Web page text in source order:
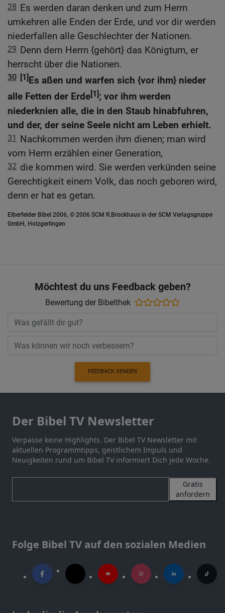
28 Es werden daran denken und zum Herrn
umkehren alle Enden der Erde, und vor dir werden
niederfallen alle Geschlechter der Nationen.
29 Denn dem Herrn {gehört} das Königtum, er
herrscht über die Nationen.
30 [1]Es aßen und warfen sich {vor ihm} nieder
alle Fetten der Erde[1]; vor ihm werden
niederknien alle, die in den Staub hinabfuhren,
und der, der seine Seele nicht am Leben erhielt.
31 Nachkommen werden ihm dienen; man wird
vom Herrn erzählen einer Generation,
32 die kommen wird. Sie werden verkünden seine
Gerechtigkeit einem Volk, das noch geboren wird,
denn er hat es getan.
Elberfelder Bibel 2006, © 2006 SCM R.Brockhaus in der SCM Verlagsgruppe
GmbH, Holzgerlingen
Möchtest du uns Feedback geben?
Bewertung der Bibelthek
FEEDBACK SENDEN
Der Bibel TV Newsletter
Verpasse keine Highlights. Der Bibel TV Newsletter mit
aktuellen Programmtipps, geistlichem Impuls und
Neuigkeiten rund um Bibel TV informiert Dich jede Woche.
Gratis
anfordern
Folge Bibel TV auf den sozialen Medien